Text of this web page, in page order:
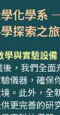
化學系
探索之旅
學與實驗設備
後，我們全面
儀器，確保
。此外，全
更完善的研